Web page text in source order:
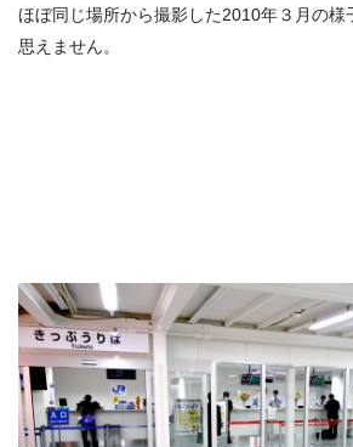
ほぼ同じ場所から撮影した2010年３月の様
思えません。